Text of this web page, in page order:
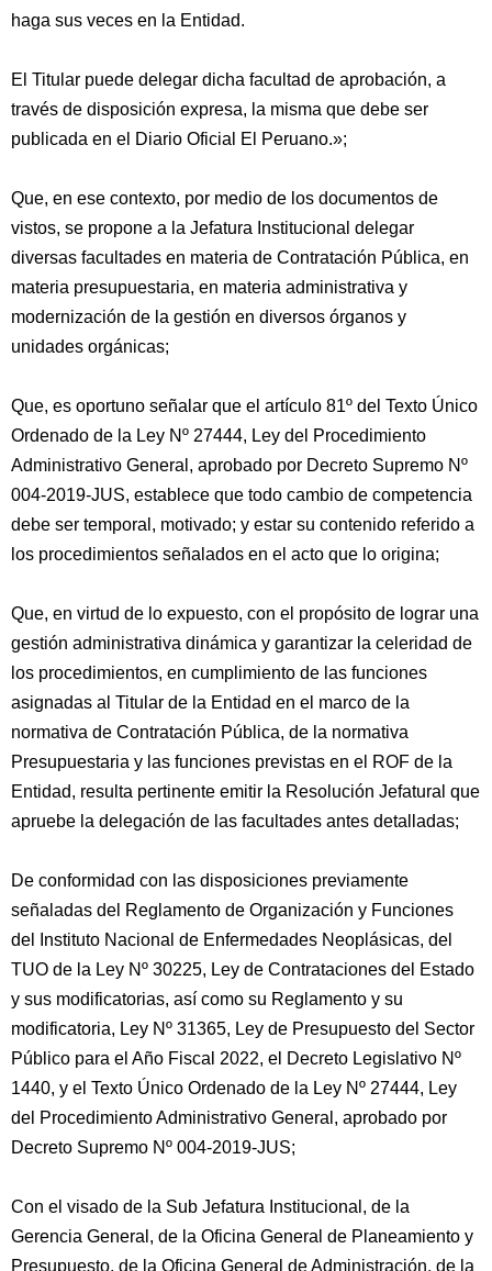
haga sus veces en la Entidad.
El Titular puede delegar dicha facultad de aprobación, a
través de disposición expresa, la misma que debe ser
publicada en el Diario Oficial El Peruano.»;
Que, en ese contexto, por medio de los documentos de
vistos, se propone a la Jefatura Institucional delegar
diversas facultades en materia de Contratación Pública, en
materia presupuestaria, en materia administrativa y
modernización de la gestión en diversos órganos y
unidades orgánicas;
Que, es oportuno señalar que el artículo 81º del Texto Único
Ordenado de la Ley Nº 27444, Ley del Procedimiento
Administrativo General, aprobado por Decreto Supremo Nº
004-2019-JUS, establece que todo cambio de competencia
debe ser temporal, motivado; y estar su contenido referido a
los procedimientos señalados en el acto que lo origina;
Que, en virtud de lo expuesto, con el propósito de lograr una
gestión administrativa dinámica y garantizar la celeridad de
los procedimientos, en cumplimiento de las funciones
asignadas al Titular de la Entidad en el marco de la
normativa de Contratación Pública, de la normativa
Presupuestaria y las funciones previstas en el ROF de la
Entidad, resulta pertinente emitir la Resolución Jefatural que
apruebe la delegación de las facultades antes detalladas;
De conformidad con las disposiciones previamente
señaladas del Reglamento de Organización y Funciones
del Instituto Nacional de Enfermedades Neoplásicas, del
TUO de la Ley Nº 30225, Ley de Contrataciones del Estado
y sus modificatorias, así como su Reglamento y su
modificatoria, Ley Nº 31365, Ley de Presupuesto del Sector
Público para el Año Fiscal 2022, el Decreto Legislativo Nº
1440, y el Texto Único Ordenado de la Ley Nº 27444, Ley
del Procedimiento Administrativo General, aprobado por
Decreto Supremo Nº 004-2019-JUS;
Con el visado de la Sub Jefatura Institucional, de la
Gerencia General, de la Oficina General de Planeamiento y
Presupuesto, de la Oficina General de Administración, de la